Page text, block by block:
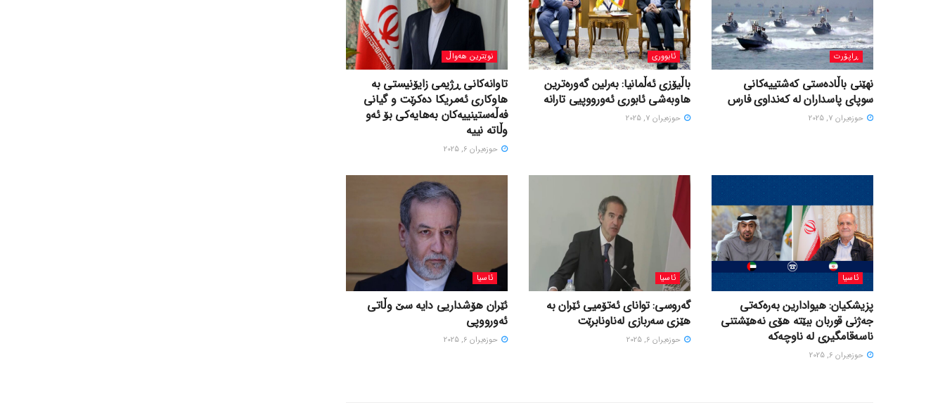
ڕاپۆرت
نهێنی باڵادەستی کەشتییەکانی
سوپای پاسداران لە کەنداوی فارس
حوزه‌یران 7, 2025
ئابووری
باڵیۆزی ئەڵمانیا: بەرلین گەورەترین
هاوبەشی ئابوری ئەورووپیی تارانە
حوزه‌یران 7, 2025
نوێترین هەواڵ
تاوانەکانی ڕژیمی زایۆنیستی بە
هاوکاری ئەمریکا دەکرێت و گیانی
فەڵەستینییەکان بەهایەکی بۆ ئەو
وڵاتە نییە
حوزه‌یران 6, 2025
ئاسیا
پزیشکیان: هیوادارین بەرەکەتی
جەژنی قوربان ببێتە هۆی نەهێشتنی
ناسەقامگیری لە ناوچەکە
حوزه‌یران 6, 2025
ئاسیا
گەروسی: توانای ئەتۆمیی ئێران بە
هێزی سەربازی لەناونابرێت
حوزه‌یران 6, 2025
ئاسیا
ئێران هۆشداریی دایە سێ وڵاتی
ئەورووپی
حوزه‌یران 6, 2025